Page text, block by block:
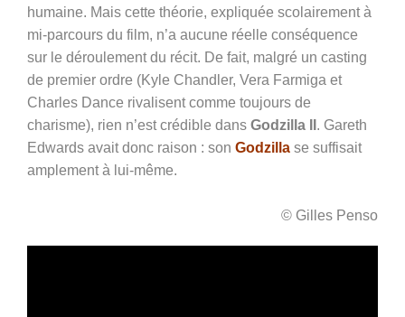
humaine. Mais cette théorie, expliquée scolairement à
mi-parcours du film, n’a aucune réelle conséquence
sur le déroulement du récit. De fait, malgré un casting
de premier ordre (Kyle Chandler, Vera Farmiga et
Charles Dance rivalisent comme toujours de
charisme), rien n’est crédible dans Godzilla II . Gareth
Edwards avait donc raison : son Godzilla se suffisait
amplement à lui-même.
© Gilles Penso